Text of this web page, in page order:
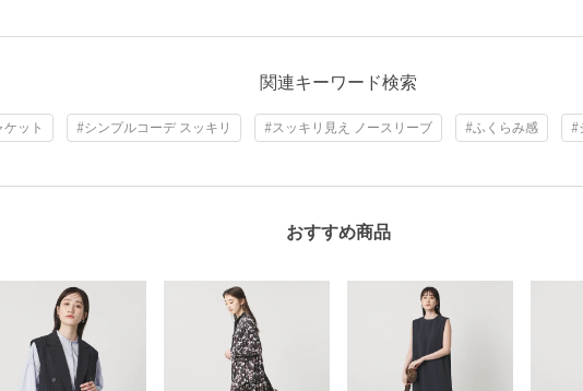
関連キーワード検索
ット #シンプルコーデ スッキリ #スッキリ見え ノースリーブ #ふくらみ感 #
おすすめ商品